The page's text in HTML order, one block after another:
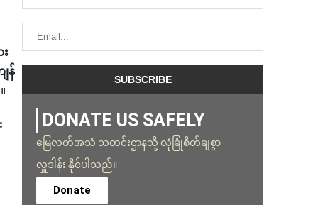
န်
DONATE US SAFELY
မြေလတ်အသံ သတင်းဌာနသို့ လုံခြုံစိတ်ချစွာ
လှူဒါန်း နိုင်ပါသည်။
Donate